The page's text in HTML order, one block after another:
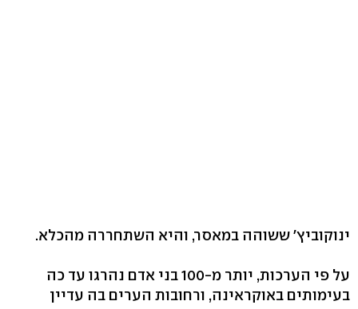
ינוקוביץ' ששוהה במאסר, והיא השתחררה מהכלא.
על פי הערכות, יותר מ-100 בני אדם נהרגו עד כה
בעימותים באוקראינה, ורחובות הערים בה עדיין